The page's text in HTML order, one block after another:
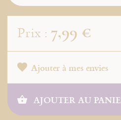
Prix : 7,99 €
Ajouter à mes envies
AJOUTER AU